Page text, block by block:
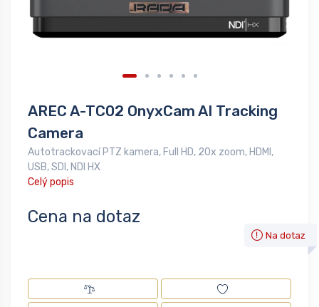
AREC A-TC02 OnyxCam AI Tracking
Camera
Autotrackovací PTZ kamera, Full HD, 20x zoom, HDMI,
USB, SDI, NDI HX
Celý popis
Cena na dotaz
Na dotaz